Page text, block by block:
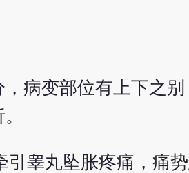
病变部位有上下之
睾丸坠胀疼痛，痛